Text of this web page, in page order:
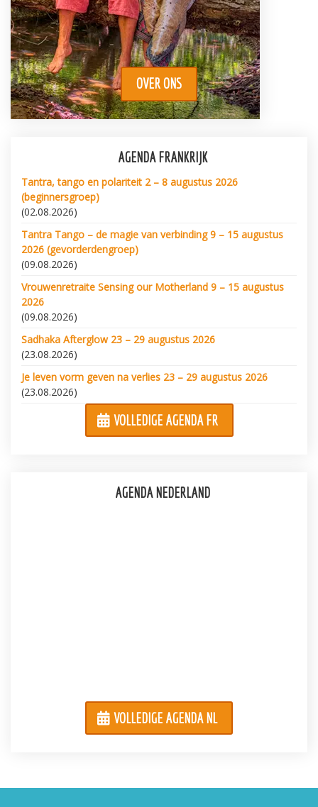
OVER ONS
AGENDA FRANKRIJK
Tantra, tango en polariteit 2 – 8 augustus 2026
(beginnersgroep)
(02.08.2026)
Tantra Tango – de magie van verbinding 9 – 15 augustus
2026 (gevorderdengroep)
(09.08.2026)
Vrouwenretraite Sensing our Motherland 9 – 15 augustus
2026
(09.08.2026)
Sadhaka Afterglow 23 – 29 augustus 2026
(23.08.2026)
Je leven vorm geven na verlies 23 – 29 augustus 2026
(23.08.2026)
VOLLEDIGE AGENDA FR
AGENDA NEDERLAND
VOLLEDIGE AGENDA NL